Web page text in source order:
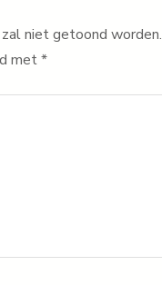
niet getoond worden.
met*